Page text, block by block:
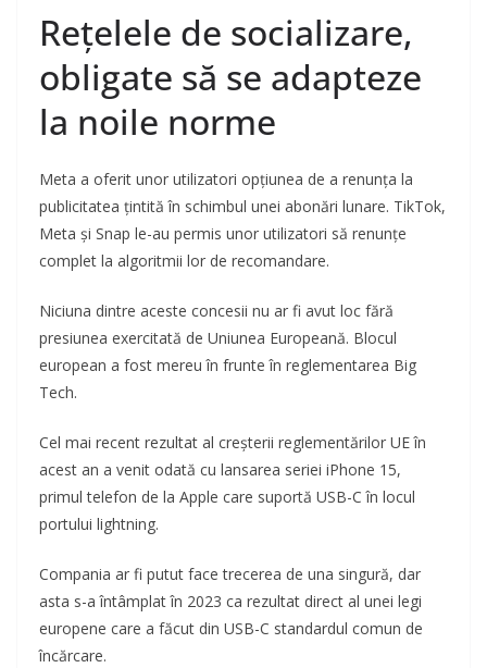
Rețelele de socializare,
obligate să se adapteze
la noile norme
Meta a oferit unor utilizatori opțiunea de a renunța la
publicitatea țintită în schimbul unei abonări lunare. TikTok,
Meta și Snap le-au permis unor utilizatori să renunțe
complet la algoritmii lor de recomandare.
Niciuna dintre aceste concesii nu ar fi avut loc fără
presiunea exercitată de Uniunea Europeană. Blocul
european a fost mereu în frunte în reglementarea Big
Tech.
Cel mai recent rezultat al creșterii reglementărilor UE în
acest an a venit odată cu lansarea seriei iPhone 15,
primul telefon de la Apple care suportă USB-C în locul
portului lightning.
Compania ar fi putut face trecerea de una singură, dar
asta s-a întâmplat în 2023 ca rezultat direct al unei legi
europene care a făcut din USB-C standardul comun de
încărcare.